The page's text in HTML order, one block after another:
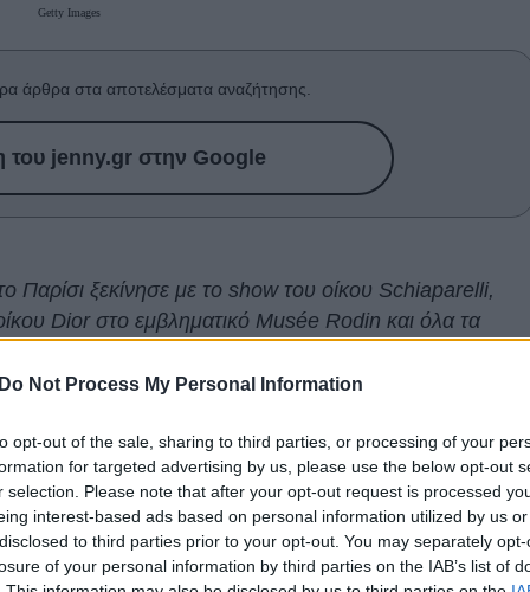
Do Not Process My Personal Information
opt-out of the sale, sharing to third parties, or processing of your
for targeted advertising by us, please use the below opt-out
selection. Please note that after your opt-out request is processed
interest-based ads based on personal information utilized by us
to third parties prior to your opt-out. You may separately
of your personal information by third parties on the IAB’s list of
Getty Images
άρθρα στα αποτελέσματα αναζήτησης.
του jenny.gr στην Google
ξεκίνησε με το show του οίκου Schiaparelli,
Dior στο εμβληματικό Musée Rodin και όλα τα
του Τζόναθαν Άντερσον.
ιστορικού γαλλικού οίκου, επιβεβαιώνοντας πως
του δημιουργική ταυτότητα, χωρίς όμως να
από το έργο της Αμερικανίδας γλύπτριας Lynda
μια συλλογή πουδιερευνά τη μεταμόρφωση, τη
εξέλιξη του haute couture.